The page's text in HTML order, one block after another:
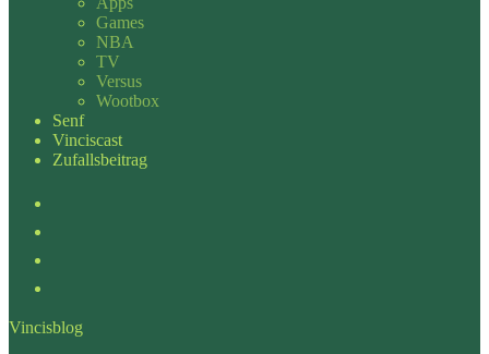
Games
NBA
TV
Versus
Wootbox
Senf
Vinciscast
Zufallsbeitrag
Vincisblog